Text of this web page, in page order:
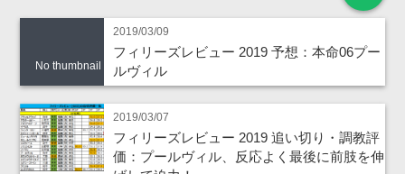
No thumbnail
2019/03/09
フィリーズレビュー 2019 予想：本命06プー
ルヴィル
2019/03/07
フィリーズレビュー 2019 追い切り・調教評
価：プールヴィル、反応よく最後に前肢を伸